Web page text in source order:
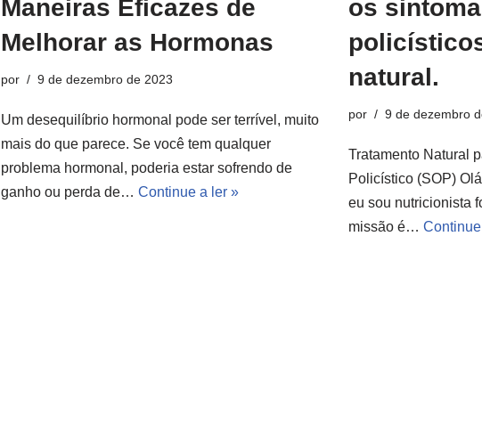
Maneiras Eficazes de
Melhorar as Hormonas
por 9 de dezembro de 2023
Um desequilíbrio hormonal pode ser terrível, muito
mais do que parece. Se você tem qualquer
problema hormonal, poderia estar sofrendo de
ganho ou perda de… Continue a ler »
os
natural.
por 9 de dezembro
Tratamento Natural
Policístico (SOP)
eu sou nutricionista
missão é…